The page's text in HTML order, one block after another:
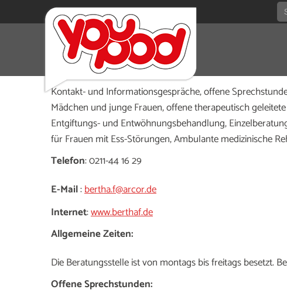
Wir helfen Frauen und Mädchen bei Suchtgefährdung
(Alkohol, Medikamente, Drogen, Ess-Störungen)
Kontakt- und Informationsgespräche, offene
Mädchen und junge Frauen, offene therapeutisch
Entgiftungs- und Entwöhnungsbehandlung,
für Frauen mit Ess-Störungen, Ambulante medizinische
Telefon: 0211-44 16 29
E-Mail:bertha.f@arcor.de
Internet:www.berthaf.de
Allgemeine Zeiten:
Die Beratungsstelle ist von montags bis freitags besetzt.
Offene Sprechstunden: